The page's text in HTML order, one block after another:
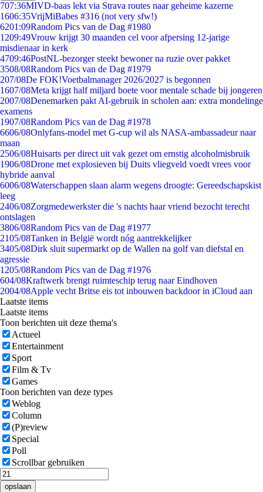
707:36MIVD-baas lekt via Strava routes naar geheime kazerne
1606:35VrijMiBabes #316 (not very sfw!)
6201:09Random Pics van de Dag #1980
1209:49Vrouw krijgt 30 maanden cel voor afpersing 12-jarige
misdienaar in kerk
4709:46PostNL-bezorger steekt bewoner na ruzie over pakket
3508/08Random Pics van de Dag #1979
207/08De FOK!Voetbalmanager 2026/2027 is begonnen
1607/08Meta krijgt half miljard boete voor mentale schade bij jongeren
2007/08Denemarken pakt AI-gebruik in scholen aan: extra mondelinge
examens
1907/08Random Pics van de Dag #1978
6606/08Onlyfans-model met G-cup wil als NASA-ambassadeur naar
maan
2506/08Huisarts per direct uit vak gezet om ernstig alcoholmisbruik
1906/08Drone met explosieven bij Duits vliegveld voedt vrees voor
hybride aanval
6006/08Waterschappen slaan alarm wegens droogte: Gereedschapskist
leeg
2406/08Zorgmedewerkster die 's nachts haar vriend bezocht terecht
ontslagen
3806/08Random Pics van de Dag #1977
2105/08Tanken in België wordt nóg aantrekkelijker
3405/08Dirk sluit supermarkt op de Wallen na golf van diefstal en
agressie
1205/08Random Pics van de Dag #1976
604/08Kraftwerk brengt ruimteschip terug naar Eindhoven
2004/08Apple vecht Britse eis tot inbouwen backdoor in iCloud aan
Laatste items
Laatste items
Toon berichten uit deze thema's
Actueel
Entertainment
Sport
Film & Tv
Games
Toon berichten van deze types
Weblog
Column
(P)review
Special
Poll
Scrollbar gebruiken
opslaan